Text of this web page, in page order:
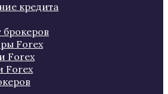
кредита
брокеров
Forex
Forex
Forex